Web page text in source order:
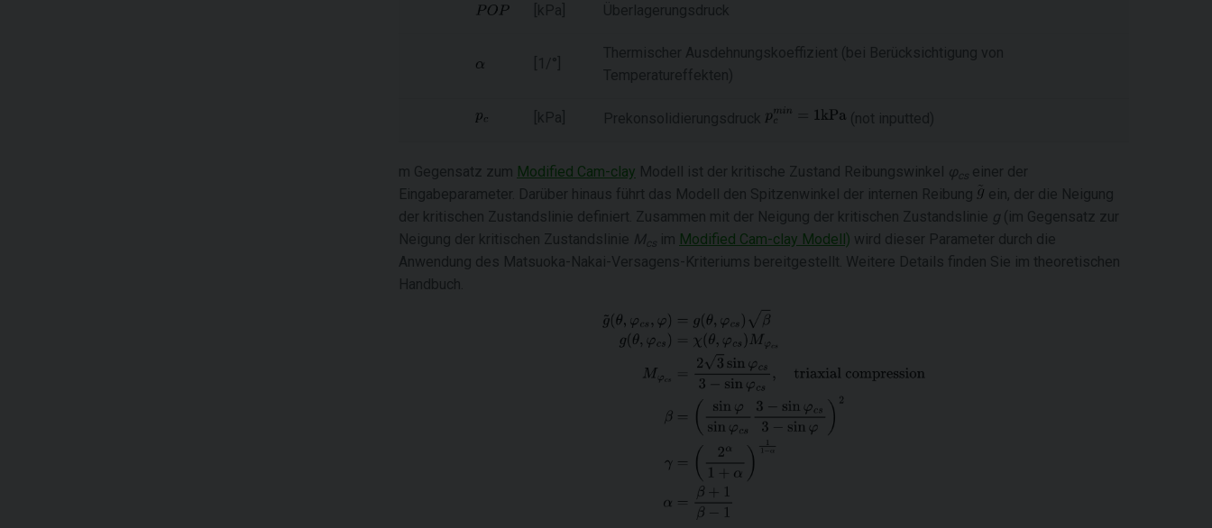
[kPa] Überlagerungsdruck
[1/°]
Thermischer Ausdehnungskoeffizient (bei Berücksichtigung von
Temperatureffekten)
[kPa] Prekonsolidierungsdruck (not inputted)
m Gegensatz zum Modified Cam-clay Modell ist der kritische Zustand Reibungswinkel φ cs einer der
Eingabeparameter. Darüber hinaus führt das Modell den Spitzenwinkel der internen Reibung
ein, der die Neigung
der kritischen Zustandslinie definiert. Zusammen mit der Neigung der kritischen Zustandslinie g (im Gegensatz zur
Neigung der kritischen Zustandslinie M cs im Modified Cam-clay Modell) wird dieser Parameter durch die
Anwendung des Matsuoka-Nakai-Versagens-Kriteriums bereitgestellt. Weitere Details finden Sie im theoretischen
Handbuch.